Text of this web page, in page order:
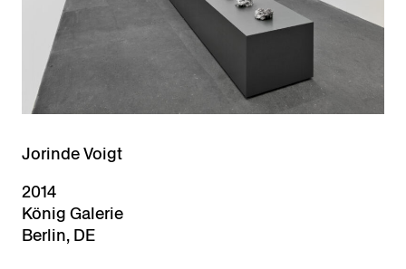
Jorinde Voigt
2014
König Galerie
Berlin, DE